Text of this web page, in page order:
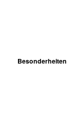
Besonderheiten